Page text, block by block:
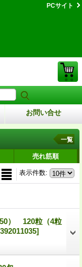
PCサイト
お問い合せ
一覧
売れ筋順
表示件数:
） 120粒（4粒